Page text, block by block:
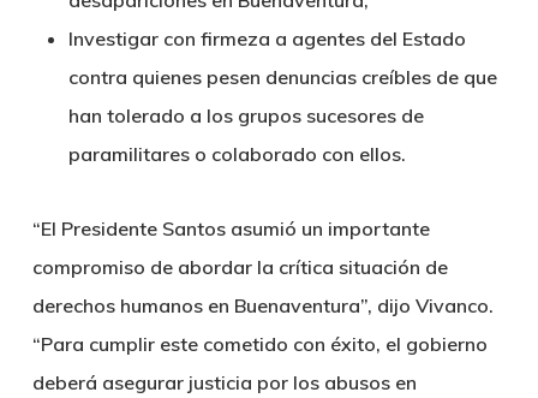
Investigar con firmeza a agentes del Estado
contra quienes pesen denuncias creíbles de que
han tolerado a los grupos sucesores de
paramilitares o colaborado con ellos.
“El Presidente Santos asumió un importante
compromiso de abordar la crítica situación de
derechos humanos en Buenaventura”, dijo Vivanco.
“Para cumplir este cometido con éxito, el gobierno
deberá asegurar justicia por los abusos en